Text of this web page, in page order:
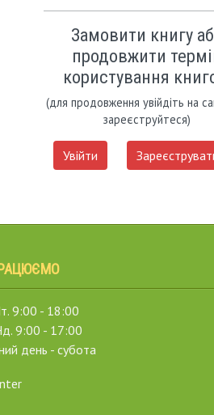
Замовити книгу
продовжити
користування
(для продовження увійдіть на
зареєструйтеся)
Увійти
9:00 - 18:00
9:00 - 17:00
день - субота